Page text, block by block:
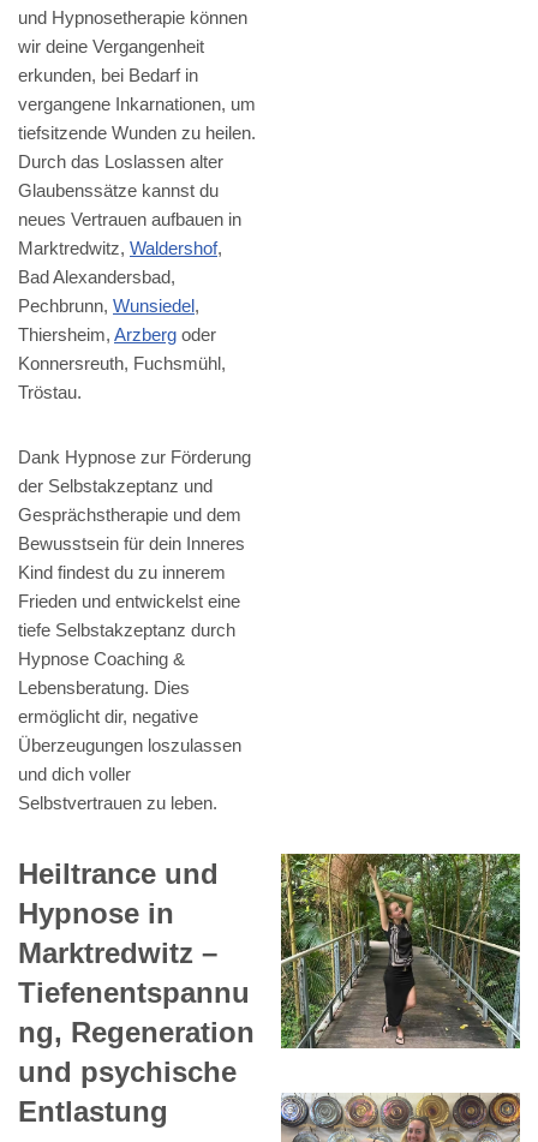
und Hypnosetherapie können
wir deine Vergangenheit
erkunden, bei Bedarf in
vergangene Inkarnationen, um
tiefsitzende Wunden zu heilen.
Durch das Loslassen alter
Glaubenssätze kannst du
neues Vertrauen aufbauen in
Marktredwitz, Waldershof,
Bad Alexandersbad,
Pechbrunn, Wunsiedel,
Thiersheim, Arzberg oder
Konnersreuth, Fuchsmühl,
Tröstau.
Dank Hypnose zur Förderung
der Selbstakzeptanz und
Gesprächstherapie und dem
Bewusstsein für dein Inneres
Kind findest du zu innerem
Frieden und entwickelst eine
tiefe Selbstakzeptanz durch
Hypnose Coaching &
Lebensberatung. Dies
ermöglicht dir, negative
Überzeugungen loszulassen
und dich voller
Selbstvertrauen zu leben.
Heiltrance und
Hypnose in
Marktredwitz –
Tiefenentspannu
ng, Regeneration
und psychische
Entlastung